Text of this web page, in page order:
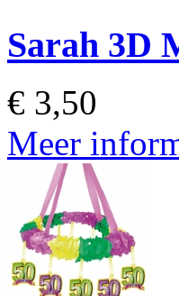
Sarah 3D
€ 3,50
Meer